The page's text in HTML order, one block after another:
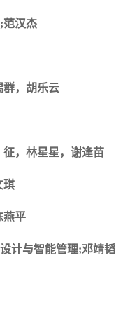
范汉杰
群，胡乐云
，林星星，谢逢苗
琪
燕平
计与智能管理;邓靖韬